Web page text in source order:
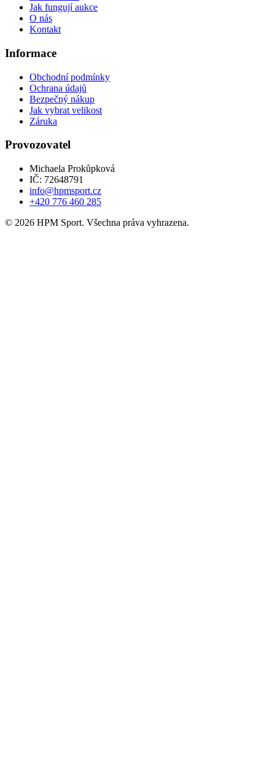
Jak fungují aukce
O nás
Kontakt
Informace
Obchodní podmínky
Ochrana údajů
Bezpečný nákup
Jak vybrat velikost
Záruka
Provozovatel
Michaela Prokůpková
IČ: 72648791
info@hpmsport.cz
+420 776 460 285
© 2026 HPM Sport. Všechna práva vyhrazena.